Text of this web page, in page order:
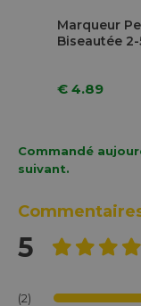
Marqueur
Biseautée
€ 4.89
Commandé
suivant.
5
(2)